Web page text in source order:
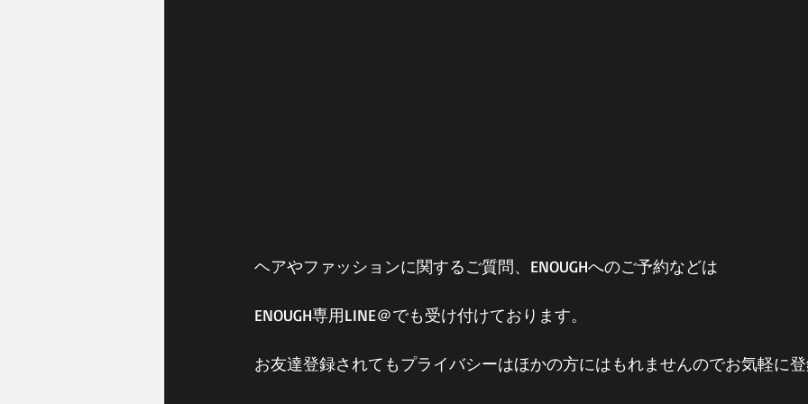
ヘアやファッションに関するご質問、ENOUGHへのご予約などは
ENOUGH専用LINE＠でも受け付けております。
お友達登録されてもプライバシーはほかの方にはもれませんのでお気軽に登